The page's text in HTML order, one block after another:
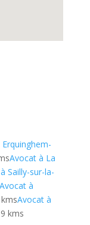
Avocat à La
Sailly-sur-la-
Avocat à
Avocat à
kms